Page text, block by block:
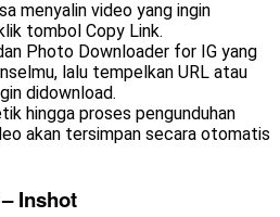
menyalin video yang ingin
tombol Copy Link.
Photo Downloader for IG yang
lalu tempelkan URL atau
didownload.
hingga proses pengunduhan
akan tersimpan secara otomatis
Inshot